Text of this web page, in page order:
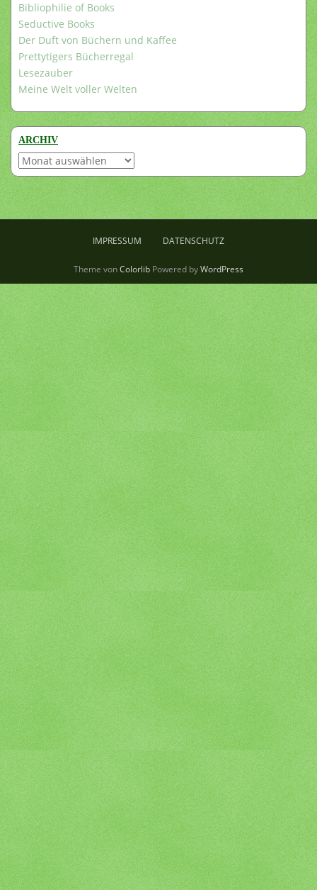
Bibliophilie of Books
Seductive Books
Der Duft von Büchern und Kaffee
Prettytigers Bücherregal
Lesezauber
Meine Welt voller Welten
ARCHIV
Archiv
IMPRESSUM DATENSCHUTZ
Theme vonColorlib Powered byWordPress